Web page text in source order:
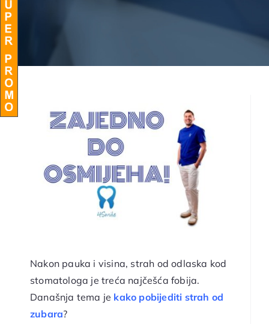
Nakon pauka i visina, strah od odlaska kod
stomatologa je treća najčešća fobija.
Današnja tema je kako pobijediti strah od
zubara?